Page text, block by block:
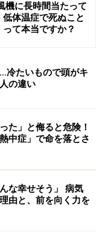
せんが、医療費
いです。飲み過ぎ
病院だったとい
で1000ドル弱と
ほとんどカバーし
平等でわかりや
は一律で保険料も
けられます。ま
でも、高額療養費
機に長時間当たって
低体温症で死ぬこと
て本当ですか？
冷たいもので頭がキ
の違い
た」と侮ると危険！
中症」で命を落とさ
な幸せそう」 病気
由と、前を向く力を